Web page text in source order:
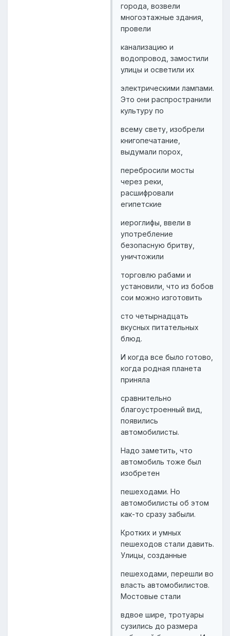
города, возвели
многоэтажные здания,
провели
канализацию и
водопровод, замостили
улицы и осветили их
электрическими лампами.
Это они распространили
культуру по
всему свету, изобрели
книгопечатание,
выдумали порох,
перебросили мосты
через реки,
расшифровали
египетские
иероглифы, ввели в
употребление
безопасную бритву,
уничтожили
торговлю рабами и
установили, что из бобов
сои можно изготовить
сто четырнадцать
вкусных питательных
блюд.
И когда все было готово,
когда родная планета
приняла
сравнительно
благоустроенный вид,
появились
автомобилисты.
Надо заметить, что
автомобиль тоже был
изобретен
пешеходами. Но
автомобилисты об этом
как-то сразу забыли.
Кротких и умных
пешеходов стали давить.
Улицы, созданные
пешеходами, перешли во
власть автомобилистов.
Мостовые стали
вдвое шире, тротуары
сузились до размера